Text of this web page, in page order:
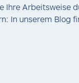
Ihre Arbeitsweise
In unserem Blog